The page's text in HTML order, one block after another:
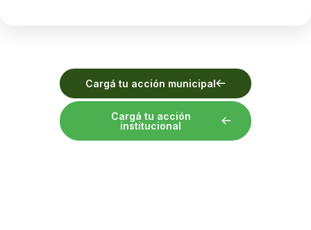
Cargá tu acción municipal
Cargá tu acción
institucional